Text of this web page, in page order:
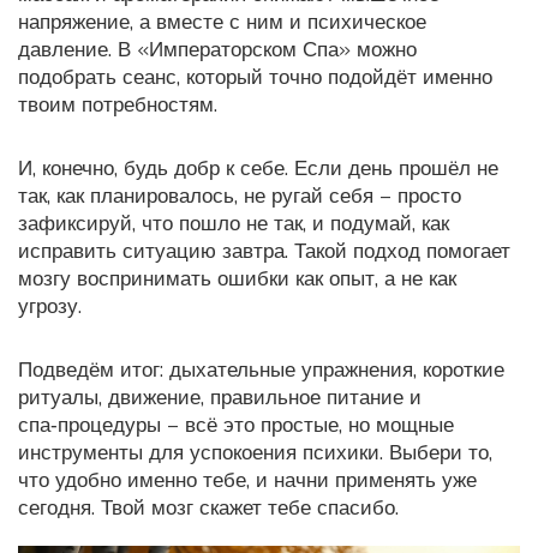
напряжение, а вместе с ним и психическое
давление. В «Императорском Спа» можно
подобрать сеанс, который точно подойдёт именно
твоим потребностям.
И, конечно, будь добр к себе. Если день прошёл не
так, как планировалось, не ругай себя – просто
зафиксируй, что пошло не так, и подумай, как
исправить ситуацию завтра. Такой подход помогает
мозгу воспринимать ошибки как опыт, а не как
угрозу.
Подведём итог: дыхательные упражнения, короткие
ритуалы, движение, правильное питание и
спа‑процедуры – всё это простые, но мощные
инструменты для успокоения психики. Выбери то,
что удобно именно тебе, и начни применять уже
сегодня. Твой мозг скажет тебе спасибо.